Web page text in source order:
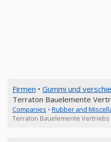
Firmen • Gummi und
Terraton Bauelemente
Companies • Rubber and
Terraton Bauelemente Vertriebs